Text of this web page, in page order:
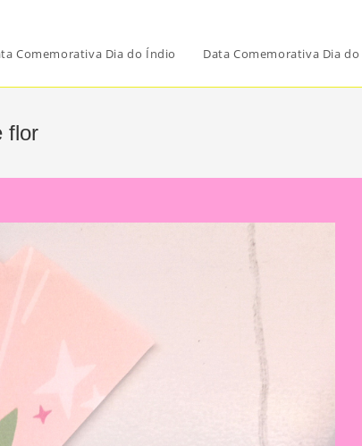
Comemorativa Dia do Índio Data Comemorativa Dia
flor